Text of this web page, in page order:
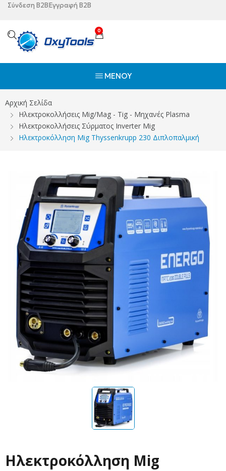
Σύνδεση B2BΕγγραφή B2B
0
ΜΕΝΟΎ
Αρχική Σελίδα
Ηλεκτροκολλήσεις Mig/Mag - Tig - Μηχανές Plasma
Ηλεκτροκολλήσεις Σύρματος Ιnverter Mig
Ηλεκτροκόλληση Mig Thyssenkrupp 230 Διπλοπαλμική
Ηλεκτροκόλληση Mig